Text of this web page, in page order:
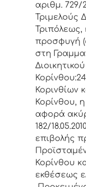
αριθμ.
Τριμελούς
Τριπόλεως,
προσφυγή
στη
Κορινθίων
Κορίνθου,
αφορά
182/
επιβολής
Κορίνθου
εκθέσεως